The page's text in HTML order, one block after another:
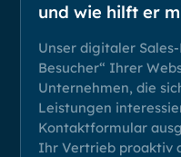
und wie hilft er
Unser digitaler
Besucher“ Ihrer
Unternehmen, die
Leistungen
Kontaktformular
Ihr Vertrieb proaktiv